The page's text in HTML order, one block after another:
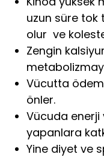
uzun süre tok
olur ve
Zengin
metabolizmayı
Vücutta ödem
önler.
Vücuda
yapanlara
Yine diyet ve